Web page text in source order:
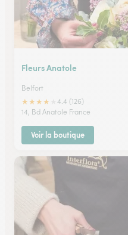
Fleurs Anatole
Belfort
★★★★
4.4 (126)
14, Bd Anatole France
Voir la boutique